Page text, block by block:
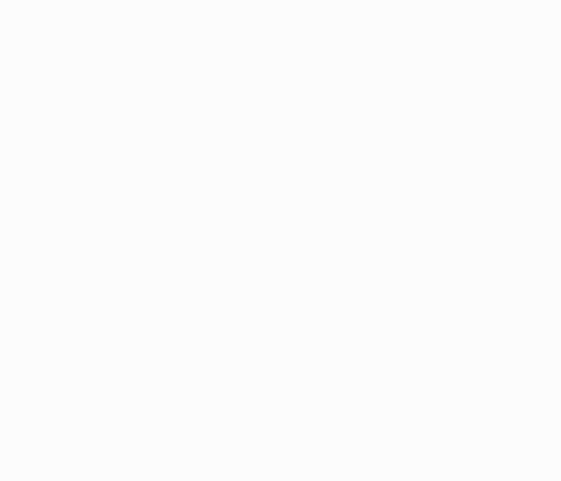
desarrollados— resultan insuficientes…
en…